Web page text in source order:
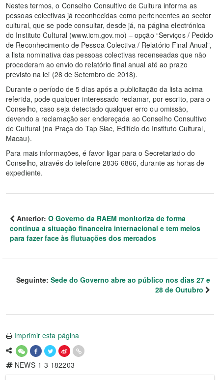
Nestes termos, o Conselho Consultivo de Cultura informa as
pessoas colectivas já reconhecidas como pertencentes ao sector
cultural, que se pode consultar, desde já, na página electrónica
do Instituto Cultural (www.icm.gov.mo) – opção “Serviços / Pedido
de Reconhecimento de Pessoa Colectiva / Relatório Final Anual”,
a lista nominativa das pessoas colectivas recenseadas que não
procederam ao envio do relatório final anual até ao prazo
previsto na lei (28 de Setembro de 2018).
Durante o período de 5 dias após a publicitação da lista acima
referida, pode qualquer interessado reclamar, por escrito, para o
Conselho, caso seja detectado qualquer erro ou omissão,
devendo a reclamação ser endereçada ao Conselho Consultivo
de Cultural (na Praça do Tap Siac, Edifício do Instituto Cultural,
Macau).
Para mais informações, é favor ligar para o Secretariado do
Conselho, através do telefone 2836 6866, durante as horas de
expediente.
Anterior: O Governo da RAEM monitoriza de forma
contínua a situação financeira internacional e tem meios
para fazer face às flutuações dos mercados
Seguinte: Sede do Governo abre ao público nos dias 27 e
28 de Outubro
Imprimir esta página
NEWS-1-3-182203